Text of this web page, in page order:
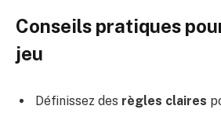
Conseils pratiques
jeu
Définissez des règles claires